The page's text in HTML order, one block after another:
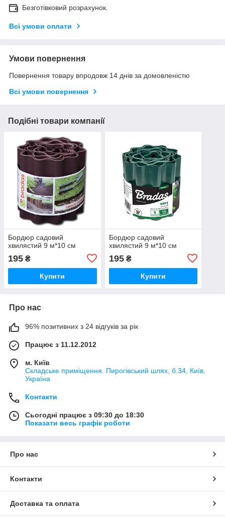
Безготівковий розрахунок.
Всі умови оплати
Умови повернення
Повернення товару впродовж 14 днів за домовленістю
Всі умови повернення
Подібні товари компанії
Бордюр садовий
хвилястий 9 м*10 см
195 ₴
Купити
Бордюр садовий
хвилястий 9 м*10 см
195₴
Купити
Про нас
96% позитивних з 24 відгуків за рік
Працює з 11.12.2012
м. Київ
Складське приміщення. Пирогівський шлях, б.34, Київ,
Україна
Контакти
Сьогодні працює з 09:30 до 18:30
Показати весь графік роботи
Про нас
Контакти
Доставка та оплата